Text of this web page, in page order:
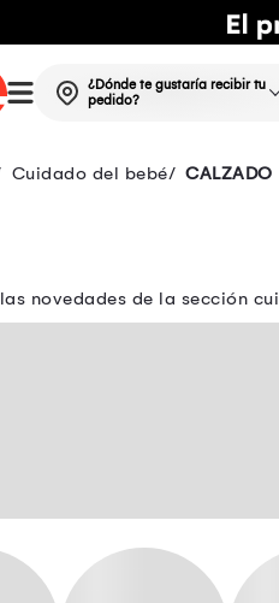
¿Dónde te gustaría recibir tu
pedido?
Cuidado del bebé CALZADO
novedades de la sección